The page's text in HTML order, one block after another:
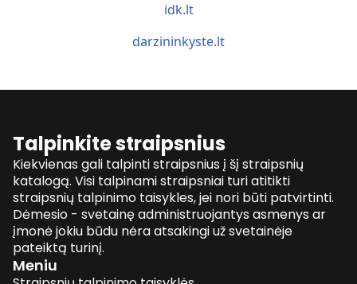
idk.lt
darzininkyste.lt
Talpinkite straipsnius
Kiekvienas gali talpinti straipsnius į šį straipsnių
katalogą. Visi talpinami straipsniai turi atitikti
straipsnių talpinimo taisykles, jei nori būti patvirtinti.
Dėmesio - svetainę administruojantys asmenys ar
įmonė jokiu būdu nėra atsakingi už svetainėje
pateiktą turinį.
Meniu